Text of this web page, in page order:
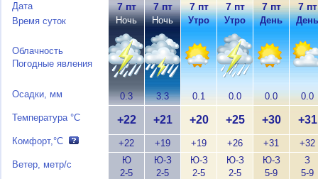
Дата
Время суток
Облачность
Погодные явления
Осадки, мм
Температура °C
Комфорт,°C
Ветер, метр/с
7 пт
Ночь
0.3
+22
+22
Ю
2-5
7 пт
Ночь
3.3
+21
+19
Ю-З
2-5
7 пт
Утро
0.1
+20
+19
Ю-З
2-5
7 пт
Утро
0.0
+25
+26
Ю-З
2-5
7 пт
День
0.0
+30
+31
Ю-З
5-9
7 пт
День
0.0
+31
+32
З
5-9